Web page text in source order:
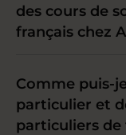
des cours de
français chez
Comme puis-
particulier et
particuliers de